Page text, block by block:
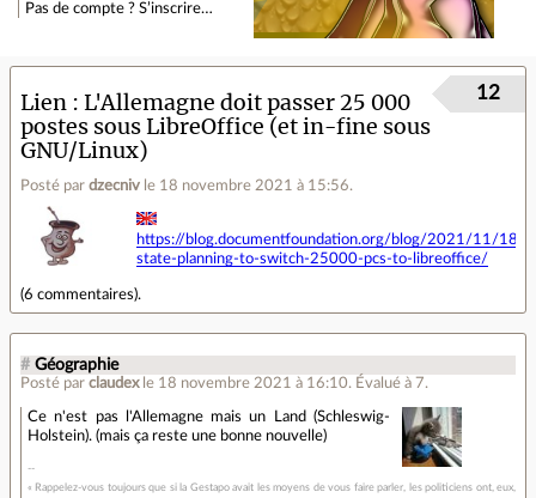
Pas de compte ? S’inscrire…
Lien
L'Allemagne doit passer 25 000
postes sous LibreOffice (et in-fine sous
GNU/Linux)
Posté par dzecniv le 18 novembre 2021 à 15:56.
12
https://blog.documentfoundation.org/blog/2021/11/18/
state-planning-to-switch-25000-pcs-to-libreoffice/
(6 commentaires).
# Géographie
Posté par claudex le 18 novembre 2021 à 16:10. Évalué à 7.
Ce n'est pas l'Allemagne mais un Land (Schleswig-
Holstein). (mais ça reste une bonne nouvelle)
« Rappelez-vous toujours que si la Gestapo avait les moyens de vous faire parler, les politiciens ont, eux,